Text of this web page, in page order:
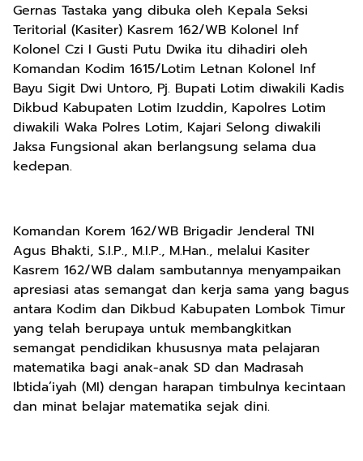
Gernas Tastaka yang dibuka oleh Kepala Seksi
Teritorial (Kasiter) Kasrem 162/WB Kolonel Inf
Kolonel Czi I Gusti Putu Dwika itu dihadiri oleh
Komandan Kodim 1615/Lotim Letnan Kolonel Inf
Bayu Sigit Dwi Untoro, Pj. Bupati Lotim diwakili Kadis
Dikbud Kabupaten Lotim Izuddin, Kapolres Lotim
diwakili Waka Polres Lotim, Kajari Selong diwakili
Jaksa Fungsional akan berlangsung selama dua
kedepan.
Komandan Korem 162/WB Brigadir Jenderal TNI
Agus Bhakti, S.I.P., M.I.P., M.Han., melalui Kasiter
Kasrem 162/WB dalam sambutannya menyampaikan
apresiasi atas semangat dan kerja sama yang bagus
antara Kodim dan Dikbud Kabupaten Lombok Timur
yang telah berupaya untuk membangkitkan
semangat pendidikan khususnya mata pelajaran
matematika bagi anak-anak SD dan Madrasah
Ibtida’iyah (MI) dengan harapan timbulnya kecintaan
dan minat belajar matematika sejak dini.